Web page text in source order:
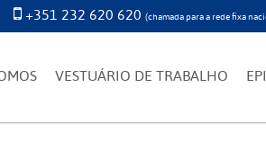
+351 232 620 620 (chamada para a rede fixa
VESTUÁRIO DE TRABALHO EPI